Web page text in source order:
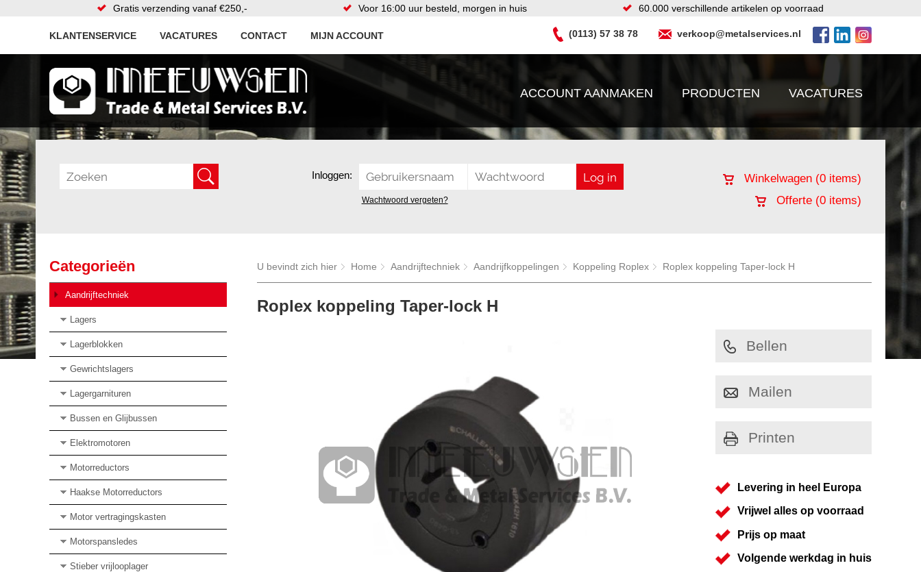
Gratis verzending vanaf €250,- Voor 16:00 uur besteld, morgen in huis 60.000 verschillende artikelen op voorraad
KLANTENSERVICE VACATURES CONTACT MIJN ACCOUNT (0113) 57 38 78 verkoop@metalservices.nl
ACCOUNT AANMAKEN PRODUCTEN VACATURES
Inloggen:
Wachtwoord vergeten?
Winkelwagen (0 items)
Offerte (0 items)
Categorieën
Aandrijftechniek
Lagers
Lagerblokken
Gewrichtslagers
Lagergarnituren
Bussen en Glijbussen
Elektromotoren
Motorreductors
Haakse Motorreductors
Motor vertragingskasten
Motorspansledes
Stieber vrijlooplager
U bevindt zich hier Home Aandrijftechniek Aandrijfkoppelingen Koppeling Roplex Roplex koppeling Taper-lock H
Roplex koppeling Taper-lock H
Bellen
Mailen
Printen
Levering in heel Europa
Vrijwel alles op voorraad
Prijs op maat
Volgende werkdag in huis